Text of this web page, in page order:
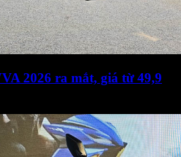
2026 ra mắt, giá từ 49,9